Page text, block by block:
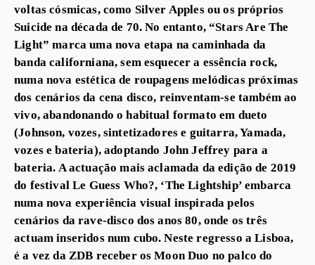
voltas cósmicas, como Silver Apples ou os próprios
Suicide na década de 70. No entanto, “Stars Are The
Light” marca uma nova etapa na caminhada da
banda californiana, sem esquecer a essência rock,
numa nova estética de roupagens melódicas próximas
dos cenários da cena disco, reinventam-se também ao
vivo, abandonando o habitual formato em dueto
(Johnson, vozes, sintetizadores e guitarra, Yamada,
vozes e bateria), adoptando John Jeffrey para a
bateria. A actuação mais aclamada da edição de 2019
do festival Le Guess Who?, ‘The Lightship’ embarca
numa nova experiência visual inspirada pelos
cenários da rave-disco dos anos 80, onde os três
actuam inseridos num cubo. Neste regresso a Lisboa,
é a vez da ZDB receber os Moon Duo no palco do